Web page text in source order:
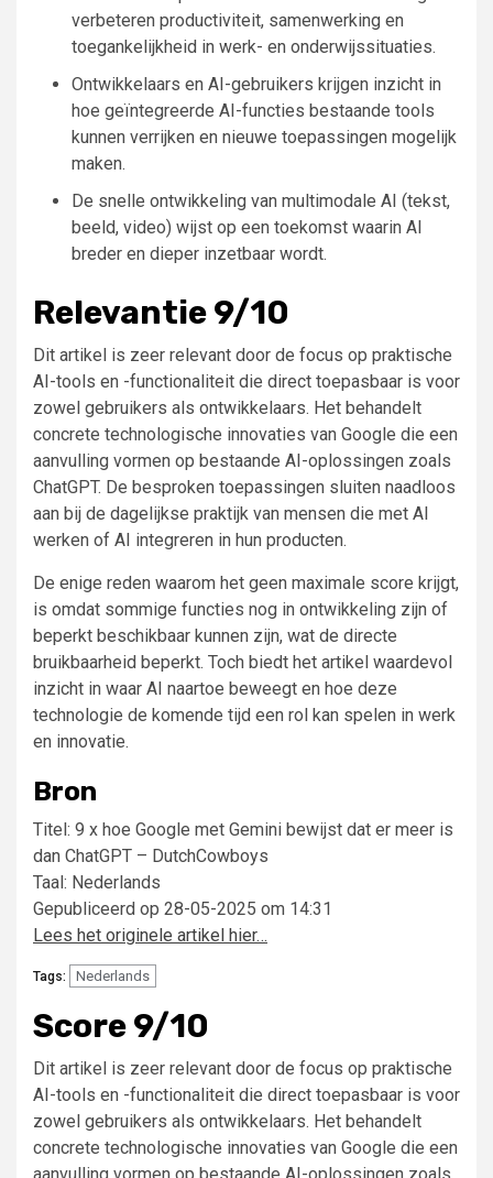
verbeteren productiviteit, samenwerking en
toegankelijkheid in werk- en onderwijssituaties.
Ontwikkelaars en AI-gebruikers krijgen inzicht in
hoe geïntegreerde AI-functies bestaande tools
kunnen verrijken en nieuwe toepassingen mogelijk
maken.
De snelle ontwikkeling van multimodale AI (tekst,
beeld, video) wijst op een toekomst waarin AI
breder en dieper inzetbaar wordt.
Relevantie 9/10
Dit artikel is zeer relevant door de focus op praktische
AI-tools en -functionaliteit die direct toepasbaar is voor
zowel gebruikers als ontwikkelaars. Het behandelt
concrete technologische innovaties van Google die een
aanvulling vormen op bestaande AI-oplossingen zoals
ChatGPT. De besproken toepassingen sluiten naadloos
aan bij de dagelijkse praktijk van mensen die met AI
werken of AI integreren in hun producten.
De enige reden waarom het geen maximale score krijgt,
is omdat sommige functies nog in ontwikkeling zijn of
beperkt beschikbaar kunnen zijn, wat de directe
bruikbaarheid beperkt. Toch biedt het artikel waardevol
inzicht in waar AI naartoe beweegt en hoe deze
technologie de komende tijd een rol kan spelen in werk
en innovatie.
Bron
Titel: 9 x hoe Google met Gemini bewijst dat er meer is
dan ChatGPT – DutchCowboys
Taal: Nederlands
Gepubliceerd op 28-05-2025 om 14:31
Lees het originele artikel hier…
Tags: Nederlands
Score 9/10
Dit artikel is zeer relevant door de focus op praktische
AI-tools en -functionaliteit die direct toepasbaar is voor
zowel gebruikers als ontwikkelaars. Het behandelt
concrete technologische innovaties van Google die een
aanvulling vormen op bestaande AI-oplossingen zoals